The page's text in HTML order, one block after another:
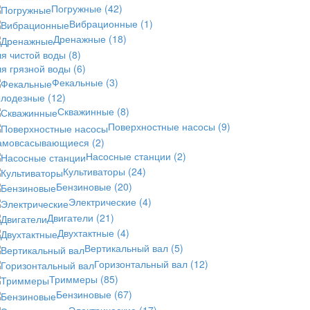
Погружные (42)
Вибрационные (1)
Дренажные (18)
чистой воды (8)
грязной воды (6)
Фекальные (3)
(12)
Скважинные (8)
Поверхностные насосы (9)
(2)
Насосные станции (2)
Культиваторы (24)
Бензиновые (20)
Электрические (4)
Двигатели (21)
Двухтактные (4)
Вертикальный вал (5)
Горизонтальный вал (12)
Триммеры (85)
Бензиновые (67)